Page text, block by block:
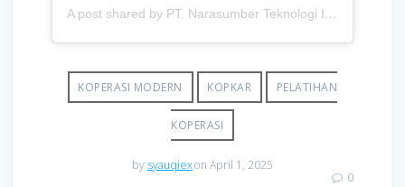
A post shared by PT. Narasumber Teknologi Indonesia (@narasumber.indonesia)
KOPERASI MODERN KOPKAR PELATIHAN
KOPERASI
by syauqiexon April 1, 2025
0